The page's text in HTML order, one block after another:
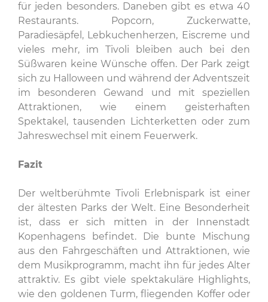
für jeden besonders. Daneben gibt es etwa 40
Restaurants. Popcorn, Zuckerwatte,
Paradiesäpfel, Lebkuchenherzen, Eiscreme und
vieles mehr, im Tivoli bleiben auch bei den
Süßwaren keine Wünsche offen. Der Park zeigt
sich zu Halloween und während der Adventszeit
im besonderen Gewand und mit speziellen
Attraktionen, wie einem geisterhaften
Spektakel, tausenden Lichterketten oder zum
Jahreswechsel mit einem Feuerwerk.
Fazit
Der weltberühmte Tivoli Erlebnispark ist einer
der ältesten Parks der Welt. Eine Besonderheit
ist, dass er sich mitten in der Innenstadt
Kopenhagens befindet. Die bunte Mischung
aus den Fahrgeschäften und Attraktionen, wie
dem Musikprogramm, macht ihn für jedes Alter
attraktiv. Es gibt viele spektakuläre Highlights,
wie den goldenen Turm, fliegenden Koffer oder